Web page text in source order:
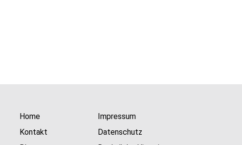
Home
Kontakt
Impressum
Datenschutz